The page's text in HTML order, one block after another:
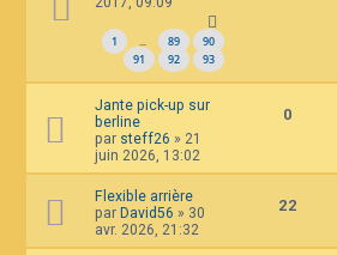
1 … 89
90
91
92 93
Jante pick-up sur
berline
par steff26 » 21
juin 2026, 13:02
0
Flexible arrière
par David56 » 30
avr. 2026, 21:32
22